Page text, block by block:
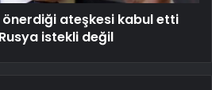
önerdiği ateşkesi kabul etti
istekli değil